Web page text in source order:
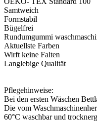
Samtweich
Formstabil
Bügelfrei
Rundumgummi
Aktuellste Farben
Wirft keine Falten
Langlebige Qualität
Pflegehinweise:
Bei den ersten Wäschen
Die vom
60°C waschbar und